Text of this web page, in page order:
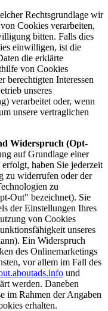
Rechtsgrundlage wir
Cookies verarbeiten,
bitten. Falls dies
einwilligen, ist die
die erklärte
von Cookies
berechtigten Interessen
unseres
verarbeitet oder, wenn
unsere vertraglichen
Widerspruch (Opt-
auf Grundlage einer
haben Sie jederzeit
zu widerrufen oder der
zu
Out" bezeichnet). Sie
der Einstellungen Ihres
von Cookies
unseres
Ein Widerspruch
des Onlinemarketings
vor allem im Fall des
und
werden. Daneben
im Rahmen der Angaben
erhalten.